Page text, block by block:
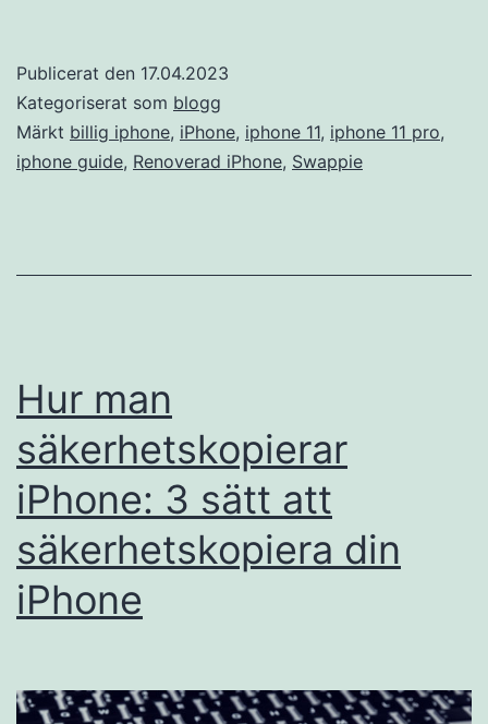
Publicerat den 17.04.2023
Kategoriserat som blogg
Märkt billig iphone, iPhone, iphone 11, iphone 11 pro,
iphone guide, Renoverad iPhone, Swappie
Hur man
säkerhetskopierar
iPhone: 3 sätt att
säkerhetskopiera din
iPhone